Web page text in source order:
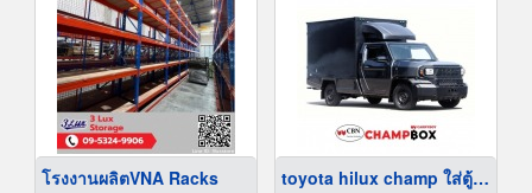
โรงงานผลิตVNA Racks toyota hilux champ ใส่ตู้ทึบ